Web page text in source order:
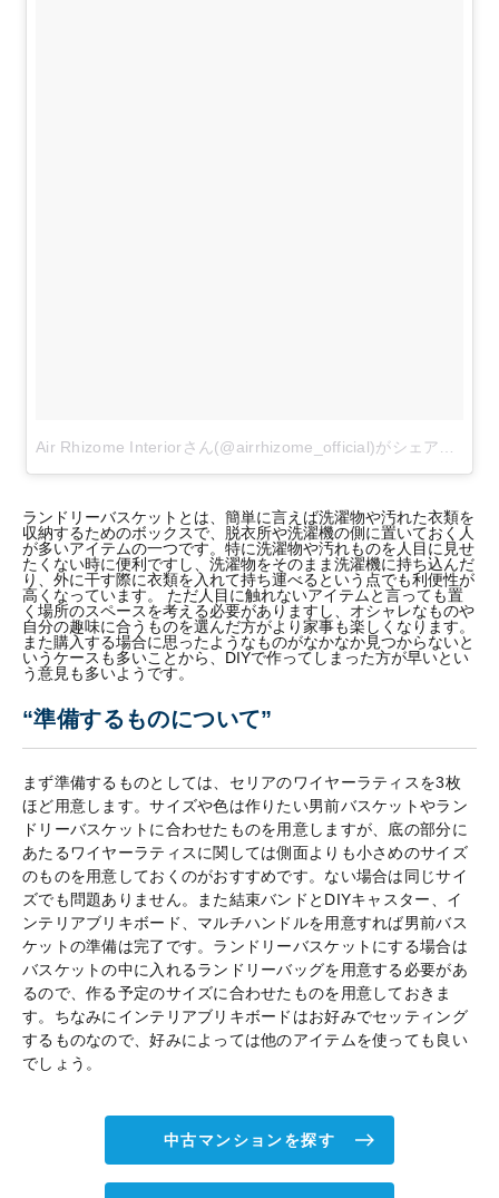
ランドリーバスケットとは、簡単に言えば洗濯物や汚れた衣類を
収納するためのボックスで、脱衣所や洗濯機の側に置いておく人
が多いアイテムの一つです。特に洗濯物や汚れものを人目に見せ
たくない時に便利ですし、洗濯物をそのまま洗濯機に持ち込んだ
り、外に干す際に衣類を入れて持ち運べるという点でも利便性が
高くなっています。 ただ人目に触れないアイテムと言っても置
く場所のスペースを考える必要がありますし、オシャレなものや
自分の趣味に合うものを選んだ方がより家事も楽しくなります。
また購入する場合に思ったようなものがなかなか見つからないと
いうケースも多いことから、DIYで作ってしまった方が早いとい
う意見も多いようです。
“準備するものについて”
まず準備するものとしては、セリアのワイヤーラティスを3枚
ほど用意します。サイズや色は作りたい男前バスケットやラン
ドリーバスケットに合わせたものを用意しますが、底の部分に
あたるワイヤーラティスに関しては側面よりも小さめのサイズ
のものを用意しておくのがおすすめです。ない場合は同じサイ
ズでも問題ありません。また結束バンドとDIYキャスター、イ
ンテリアブリキボード、マルチハンドルを用意すれば男前バス
ケットの準備は完了です。ランドリーバスケットにする場合は
バスケットの中に入れるランドリーバッグを用意する必要があ
るので、作る予定のサイズに合わせたものを用意しておきま
す。ちなみにインテリアブリキボードはお好みでセッティング
するものなので、好みによっては他のアイテムを使っても良い
でしょう。
中古マンションを探す